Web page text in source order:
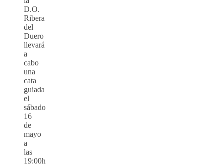
D.O.
Ribera
del
Duero
llevará
a
cabo
una
cata
guiada
el
sábado
16
de
mayo
a
las
19:00h